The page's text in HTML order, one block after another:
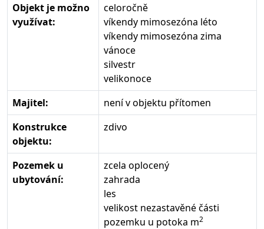
Objekt je možno
využívat:
celoročně
víkendy mimosezóna léto
víkendy mimosezóna zima
vánoce
silvestr
velikonoce
Majitel:
není v objektu přítomen
Konstrukce
objektu:
zdivo
Pozemek u
ubytování:
zcela oplocený
zahrada
les
velikost nezastavěné části
pozemku u potoka m2